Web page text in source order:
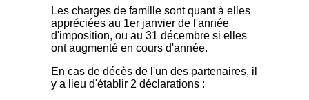
Les charges de famille sont quant à elles
appréciées au 1er janvier de l'année
d'imposition, ou au 31 décembre si elles
ont augmenté en cours d'année.
En cas de décès de l'un des partenaires, il
y a lieu d'établir 2 déclarations :